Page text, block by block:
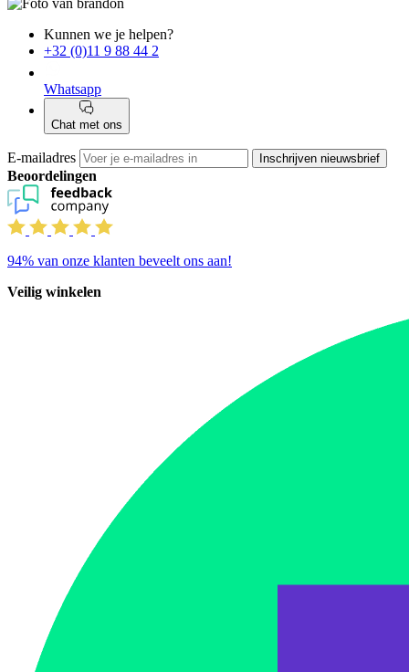
Kunnen we je helpen?
+32 (0)11 9 88 44 2
Whatsapp
Chat met ons
E-mailadres Inschrijven nieuwsbrief
Beoordelingen
94% van onze klanten beveelt ons aan!
Veilig winkelen